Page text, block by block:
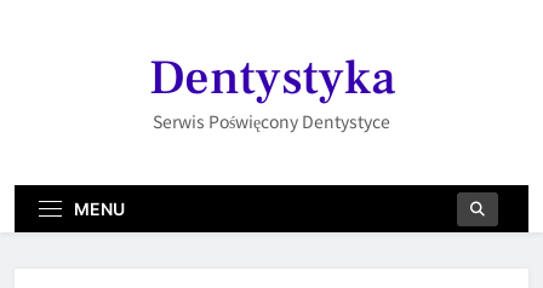
Dentystyka
Serwis Poświęcony Dentystyce
MENU